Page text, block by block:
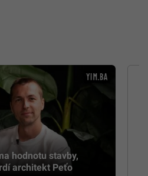
hodnotu stavby,
architekt Peťo